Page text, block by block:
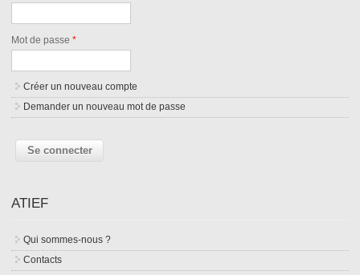
Mot de passe*
Créer un nouveau compte
Demander un nouveau mot de passe
ATIEF
Qui sommes-nous ?
Contacts